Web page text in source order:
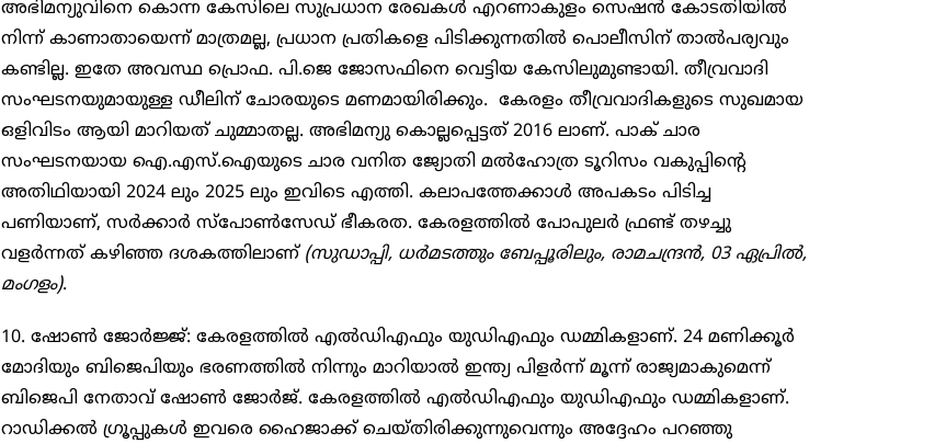
അഭിമന്യുവിനെ കൊന്ന കേസിലെ സുപ്രധാന രേഖകള്‍ എറണാകുളം സെഷന്‍ കോടതിയില്‍
നിന്ന് കാണാതായെന്ന് മാത്രമല്ല, പ്രധാന പ്രതികളെ പിടിക്കുന്നതില്‍ പൊലീസിന് താല്‍പര്യവും
കണ്ടില്ല. ഇതേ അവസ്ഥ പ്രൊഫ. പി.ജെ ജോസഫിനെ വെട്ടിയ കേസിലുമുണ്ടായി. തീവ്രവാദി
സംഘടനയുമായുള്ള ഡീലിന് ചോരയുടെ മണമായിരിക്കും. കേരളം തീവ്രവാദികളുടെ സുഖമായ
ഒളിവിടം ആയി മാറിയത് ചുമ്മാതല്ല. അഭിമന്യു കൊല്ലപ്പെട്ടത് 2016 ലാണ്. പാക് ചാര
സംഘടനയായ ഐ.എസ്.ഐയുടെ ചാര വനിത ജ്യോതി മല്‍ഹോത്ര ടൂറിസം വകുപ്പിന്റെ
അതിഥിയായി 2024 ലും 2025 ലും ഇവിടെ എത്തി. കലാപത്തേക്കാള്‍ അപകടം പിടിച്ച
പണിയാണ്, സര്‍ക്കാര്‍ സ്‌പോണ്‍സേഡ് ഭീകരത. കേരളത്തില്‍ പോപുലര്‍ ഫ്രണ്ട് തഴച്ചു
വളര്‍ന്നത് കഴിഞ്ഞ ദശകത്തിലാണ് (സുഡാപ്പി, ധര്‍മടത്തും ബേപ്പൂരിലും, രാമചന്ദ്രന്‍, 03 ഏപ്രില്‍,
മംഗളം).
10. ഷോണ്‍ ജോര്‍ജ്ജ്: കേരളത്തില്‍ എല്‍ഡിഎഫും യുഡിഎഫും ഡമ്മികളാണ്. 24 മണിക്കൂര്‍
മോദിയും ബിജെപിയും ഭരണത്തില്‍ നിന്നും മാറിയാല്‍ ഇന്ത്യ പിളര്‍ന്ന് മൂന്ന് രാജ്യമാകുമെന്ന്
ബിജെപി നേതാവ് ഷോണ്‍ ജോര്‍ജ്. കേരളത്തില്‍ എല്‍ഡിഎഫും യുഡിഎഫും ഡമ്മികളാണ്.
റാഡിക്കല്‍ ഗ്രൂപ്പുകള്‍ ഇവരെ ഹൈജാക്ക് ചെയ്തിരിക്കുന്നുവെന്നും അദ്ദേഹം പറഞ്ഞു